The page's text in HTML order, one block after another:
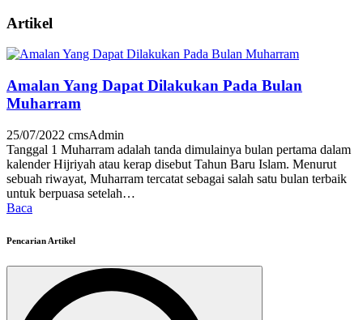
Artikel
Amalan Yang Dapat Dilakukan Pada Bulan
Muharram
25/07/2022 cmsAdmin
Tanggal 1 Muharram adalah tanda dimulainya bulan pertama dalam
kalender Hijriyah atau kerap disebut Tahun Baru Islam. Menurut
sebuah riwayat, Muharram tercatat sebagai salah satu bulan terbaik
untuk berpuasa setelah…
Baca
Pencarian Artikel